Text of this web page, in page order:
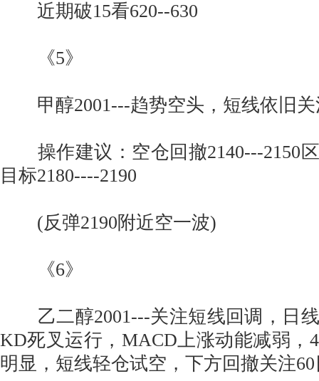
近期破15看620--630
《5》
甲醇2001---趋势空头，短线依旧关
操作建议：空仓回撤2140---2150区
目标2180----2190
(反弹2190附近空一波)
《6》
乙二醇2001---关注短线回调，日线
KD死叉运行，MACD上涨动能减弱，
明显，短线轻仓试空，下方回撤关注